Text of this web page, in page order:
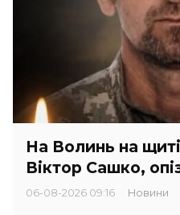
На Волинь на
Віктор Сашко,
06-08-2026 09:16 Новини